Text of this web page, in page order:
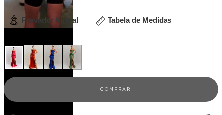
Provador Virtual Tabela de Medidas